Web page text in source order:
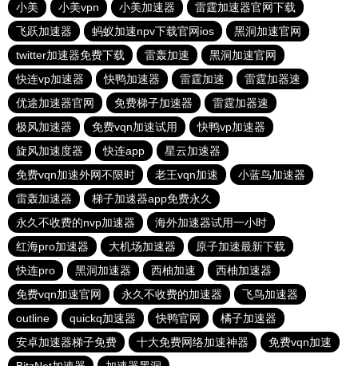
小美
小美vpn 小美加速器
雷霆加速器官网下载
飞跃加速器
蚂蚁加速npv下载官网ios
黑洞加速官网
twitter加速器免费下载
雷轰加速
黑洞加速官网
快连vp加速器
快鸭加速器 雷霆加速
雷霆加器速
优途加速器官网
免费梯子加速器
雷霆加器速
极风加速器
免费vqn加速试用
快鸭vp加速器
旋风加速度器
快连app
星云加速器
免费vqn加速外网不限时
老王vqn加速
小蓝鸟加速器
雷轰加速器
梯子加速器app免费永久
永久不收费的nvp加速器
海外加速器试用一小时
红海pro加速器
大机场加速器
原子加速最新下载
快连pro
黑洞加速器 西柚加速
西柚加速器
免费vqn加速官网
永久不收费的加速器
飞鸟加速器
outline
quickq加速器 快鸭官网
橘子加速器
安卓加速器梯子免费
十大免费网络加速神器
免费vqn加速